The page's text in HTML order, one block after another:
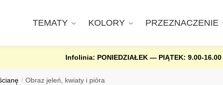
TEMATY KOLORY PRZEZNACZENIE
Infolinia: PONIEDZIAŁEK — PIĄTEK: 9.00-16.00
/ Obraz jeleń, kwiaty i pióra